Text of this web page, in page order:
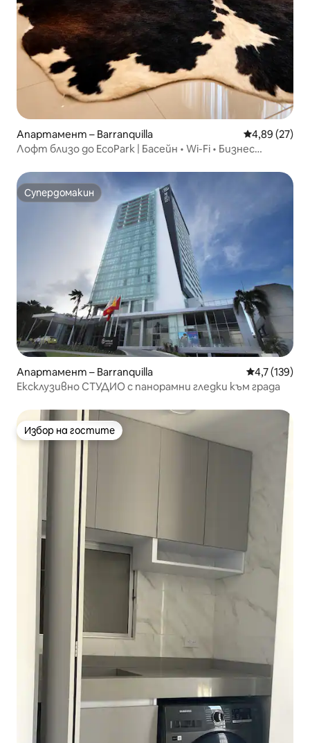
Апартамент – Barranquilla Средна
4,89 (27)
Лофт близо до EcoPark | Басейн • Wi-Fi • Бизнес
Супердомакин
Супердомакин
Апартамент – Barranquilla Средна
4,7 (139)
Ексклузивно СТУДИО с панорамни гледки към града
Избор на гостите
Избор на гостите